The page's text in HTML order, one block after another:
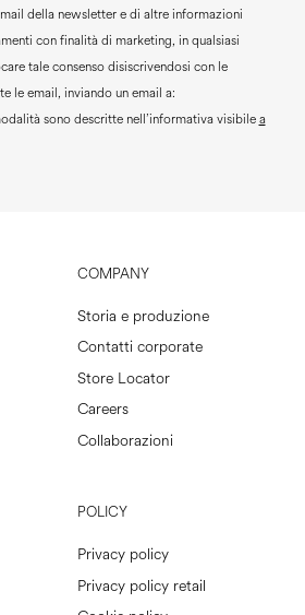
della newsletter e di altre informazioni
con finalità di marketing, in qualsiasi
tale consenso disiscrivendosi con le
le email, inviando un email a:
sono descritte nell’informativa visibilea
COMPANY
Storia e produzione
Contatti corporate
Store Locator
Careers
Collaborazioni
POLICY
Privacy policy
Privacy policy retail